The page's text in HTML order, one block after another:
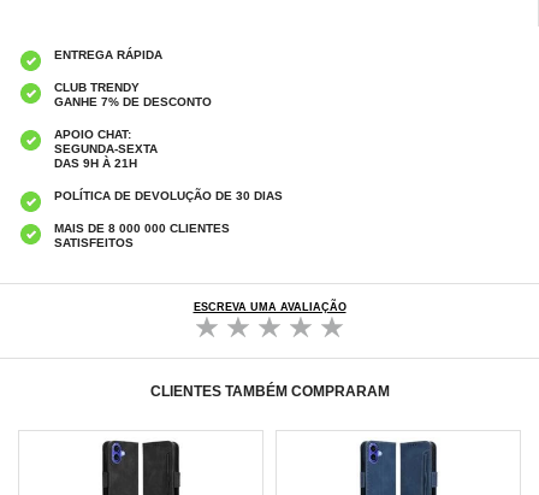
ENTREGA RÁPIDA
CLUB TRENDY
GANHE 7% DE DESCONTO
APOIO CHAT:
SEGUNDA-SEXTA
DAS 9H À 21H
POLÍTICA DE DEVOLUÇÃO DE 30 DIAS
MAIS DE 8 000 000 CLIENTES
SATISFEITOS
ESCREVA UMA AVALIAÇÃO
CLIENTES TAMBÉM COMPRARAM